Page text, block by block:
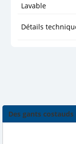
Lavable
Détails
Des gants